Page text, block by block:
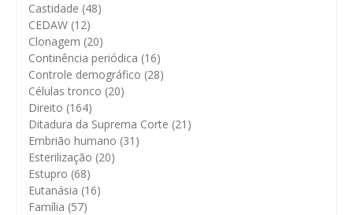
Castidade (48)
CEDAW (12)
Clonagem (20)
Continência periódica (16)
Controle demográfico (28)
Células tronco (20)
Direito (164)
Ditadura da Suprema Corte (21)
Embrião humano (31)
Esterilização (20)
Estupro (68)
Eutanásia (16)
Família (57)